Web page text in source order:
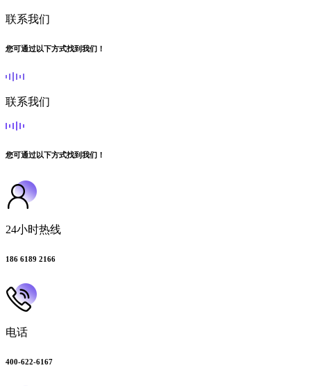
联系我们
您可通过以下方式找到我们！
联系我们
您可通过以下方式找到我们！
24小时热线
186 6189 2166
电话
400-622-6167